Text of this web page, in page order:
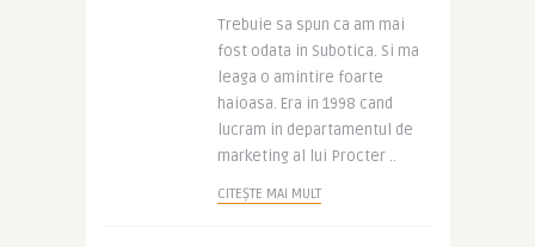
Trebuie sa spun ca am mai
fost odata in Subotica. Si ma
leaga o amintire foarte
haioasa. Era in 1998 cand
lucram in departamentul de
marketing al lui Procter ..
CITEȘTE MAI MULT